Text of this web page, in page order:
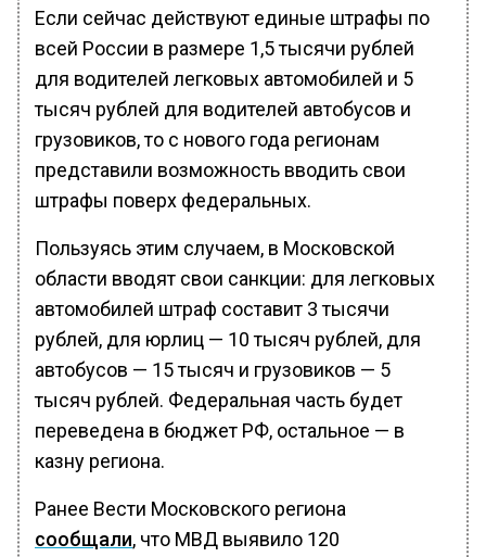
Если сейчас действуют единые штрафы по
всей России в размере 1,5 тысячи рублей
для водителей легковых автомобилей и 5
тысяч рублей для водителей автобусов и
грузовиков, то с нового года регионам
представили возможность вводить свои
штрафы поверх федеральных.
Пользуясь этим случаем, в Московской
области вводят свои санкции: для легковых
автомобилей штраф составит 3 тысячи
рублей, для юрлиц — 10 тысяч рублей, для
автобусов — 15 тысяч и грузовиков — 5
тысяч рублей. Федеральная часть будет
переведена в бюджет РФ, остальное — в
казну региона.
Ранее Вести Московского региона
сообщали, что МВД выявило 120